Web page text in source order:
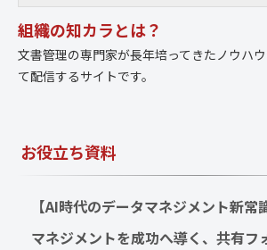
組織の知カラとは？
文書管理の専門家が長年培ってきたノウハ
て配信するサイトです。
お役立ち資料
【AI時代のデータマネジメント新常
マネジメントを成功へ導く、共有フ